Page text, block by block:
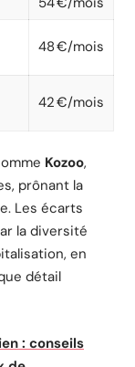
48 €/mois
42 €/mois
Kozoo,
prônant la
Les écarts
la diversité
en
détail
: conseils